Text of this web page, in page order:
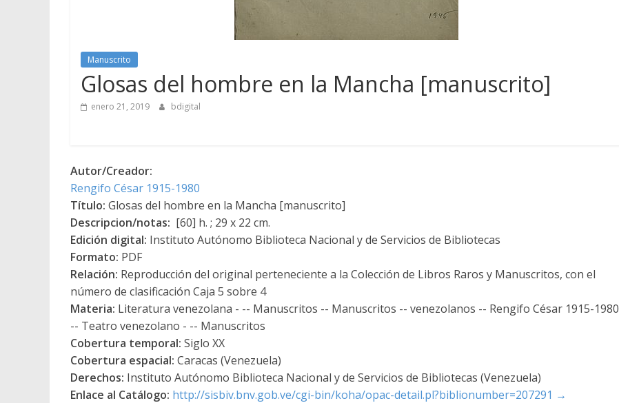
Manuscrito
Glosas del hombre en la Mancha [manuscrito]
enero 21, 2019 bdigital
Autor/Creador:
Rengifo César 1915-1980
Título: Glosas del hombre en la Mancha [manuscrito]
Descripcion/notas: [60] h. ; 29 x 22 cm.
Edición digital: Instituto Autónomo Biblioteca Nacional y de Servicios de Bibliotecas
Formato: PDF
Relación: Reproducción del original perteneciente a la Colección de Libros Raros y Manuscritos, con el
número de clasificación Caja 5 sobre 4
Materia: Literatura venezolana - -- Manuscritos -- Manuscritos -- venezolanos -- Rengifo César 1915-1980
-- Teatro venezolano - -- Manuscritos
Cobertura temporal: Siglo XX
Cobertura espacial: Caracas (Venezuela)
Derechos: Instituto Autónomo Biblioteca Nacional y de Servicios de Bibliotecas (Venezuela)
Enlace al Catálogo: http://sisbiv.bnv.gob.ve/cgi-bin/koha/opac-detail.pl?biblionumber=207291 →